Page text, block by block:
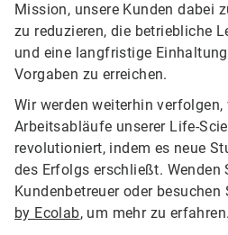
Mission, unsere Kunden dabei
zu reduzieren, die betriebliche
und eine langfristige
Vorgaben zu erreichen.
Wir werden weiterhin verfolgen,
Arbeitsabläufe unserer Life-
revolutioniert, indem es neue
des Erfolgs erschließt. Wenden
Kundenbetreuer oder besuchen
by Ecolab, um mehr zu erfahren.